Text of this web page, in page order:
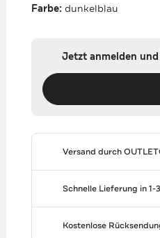
Farbe:dunkelblau
Jetzt anmelden und
Versand durch
Schnelle Lieferung in 1-
Kostenlose